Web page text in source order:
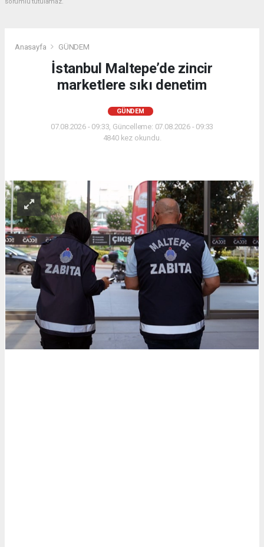
sorumlu tutulamaz.
Anasayfa GÜNDEM
İstanbul Maltepe’de zincir
marketlere sıkı denetim
GÜNDEM
07.08.2026 - 09:33, Güncelleme: 07.08.2026 - 09:33
4840 kez okundu.